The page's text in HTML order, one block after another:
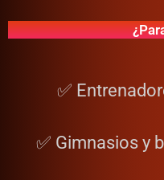
✅
✅ Gimnasios y